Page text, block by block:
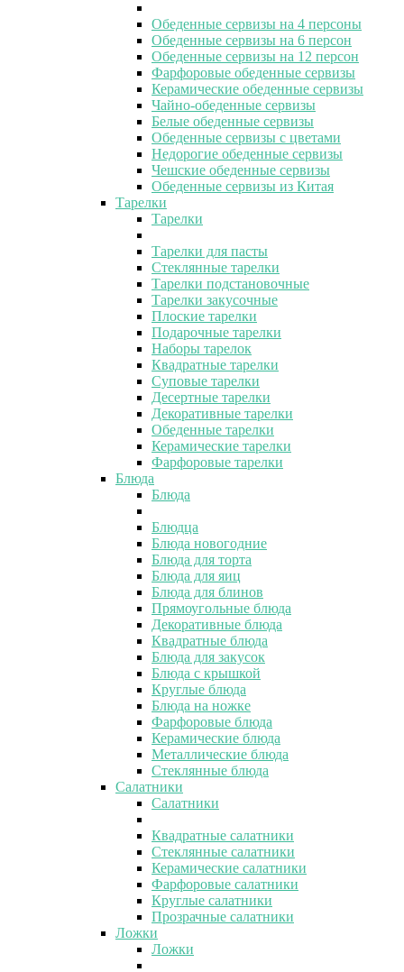
Обеденные сервизы на 4 персоны
Обеденные сервизы на 6 персон
Обеденные сервизы на 12 персон
Фарфоровые обеденные сервизы
Керамические обеденные сервизы
Чайно-обеденные сервизы
Белые обеденные сервизы
Обеденные сервизы с цветами
Недорогие обеденные сервизы
Чешские обеденные сервизы
Обеденные сервизы из Китая
Тарелки
Тарелки
Тарелки для пасты
Стеклянные тарелки
Тарелки подстановочные
Тарелки закусочные
Плоские тарелки
Подарочные тарелки
Наборы тарелок
Квадратные тарелки
Суповые тарелки
Десертные тарелки
Декоративные тарелки
Обеденные тарелки
Керамические тарелки
Фарфоровые тарелки
Блюда
Блюда
Блюдца
Блюда новогодние
Блюда для торта
Блюда для яиц
Блюда для блинов
Прямоугольные блюда
Декоративные блюда
Квадратные блюда
Блюда для закусок
Блюда с крышкой
Круглые блюда
Блюда на ножке
Фарфоровые блюда
Керамические блюда
Металлические блюда
Стеклянные блюда
Салатники
Салатники
Квадратные салатники
Стеклянные салатники
Керамические салатники
Фарфоровые салатники
Круглые салатники
Прозрачные салатники
Ложки
Ложки